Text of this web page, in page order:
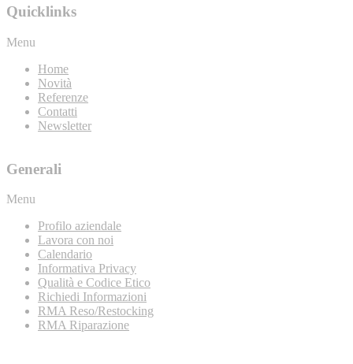
Quicklinks
Menu
Home
Novità
Referenze
Contatti
Newsletter
Generali
Menu
Profilo aziendale
Lavora con noi
Calendario
Informativa Privacy
Qualità e Codice Etico
Richiedi Informazioni
RMA Reso/Restocking
RMA Riparazione